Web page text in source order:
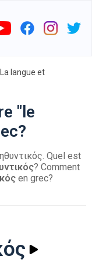
La langue et
"le
Quel est
? Comment
en grec?